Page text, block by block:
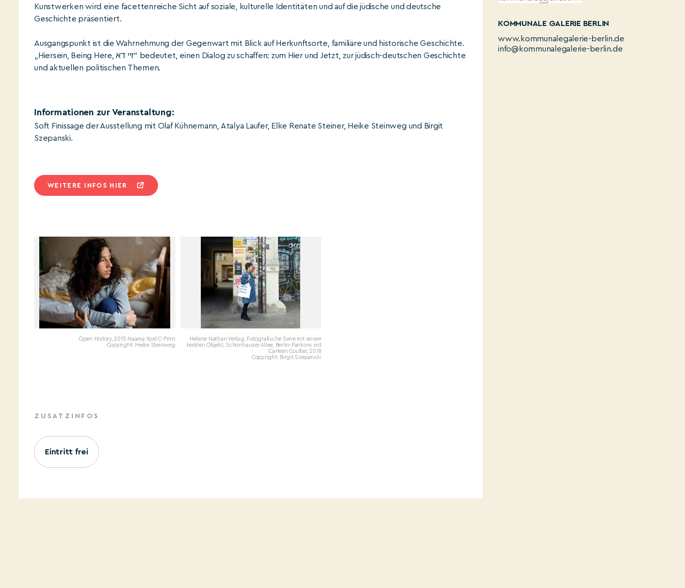
Kunstwerken wird eine facettenreiche Sicht auf soziale, kulturelle Identitäten und auf die jüdische und deutsche
Geschichte präsentiert.
Ausgangspunkt ist die Wahrnehmung der Gegenwart mit Blick auf Herkunftsorte, familiäre und historische Geschichte.
„Hiersein, Being Here, זיי דא“ bedeutet, einen Dialog zu schaffen: zum Hier und Jetzt, zur jüdisch-deutschen Geschichte
und aktuellen politischen Themen.
Informationen zur Veranstaltung:
Soft Finissage der Ausstellung mit Olaf Kühnemann, Atalya Laufer, Elke Renate Steiner, Heike Steinweg und Birgit
Szepanski.
WEITERE INFOS HIER
Open History, 2015 Naama Ityel C-Print
Copyright: Heike Steinweg
Helene Nathan Verlag, Fotografische Serie mit einem
textilen Objekt, Schönhauser Allee, Berlin-Pankow, mit
Carleen Coulter, 2018
Copyright: Birgit Szepanski
ZUSATZINFOS
Eintritt frei
KOMMUNALE GALERIE BERLIN
www.kommunalegalerie-berlin.de
info@kommunalegalerie-berlin.de